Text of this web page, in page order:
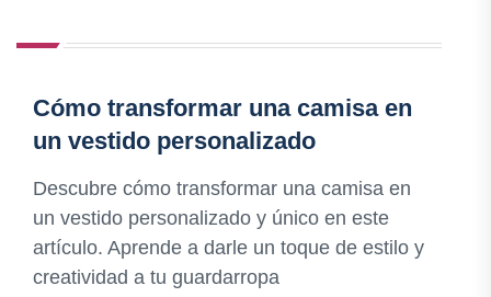
Cómo transformar una camisa en
un vestido personalizado
Descubre cómo transformar una camisa en
un vestido personalizado y único en este
artículo. Aprende a darle un toque de estilo y
creatividad a tu guardarropa